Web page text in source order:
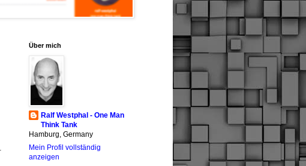
Über mich
Ralf Westphal - One Man
Think Tank
Hamburg, Germany
Mein Profil vollständig
anzeigen